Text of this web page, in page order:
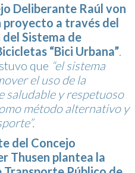
Deliberante Raúl von
proyecto a través del
Sistema de
“Bici Urbana”
que “el sistema
el uso de la
saludable y respetuoso
método alternativo y
del Concejo
Thusen plantea la